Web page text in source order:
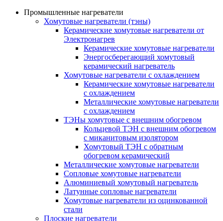
Промышленные нагреватели
Хомутовые нагреватели (тэны)
Керамические хомутовые нагреватели от
Электронагрев
Керамические хомутовые нагреватели
Энергосберегающий хомутовый
керамический нагреватель
Хомутовые нагреватели с охлаждением
Керамические хомутовые нагреватели
с охлаждением
Металлические хомутовые нагреватели
с охлаждением
ТЭНы хомутовые с внешним обогревом
Кольцевой ТЭН с внешним обогревом
с миканитовым изолятором
Хомутовый ТЭН с обратным
обогревом керамический
Металлические хомутовые нагреватели
Сопловые хомутовые нагреватели
Алюминиевый хомутовый нагреватель
Латунные сопловые нагреватели
Хомутовые нагреватели из оцинкованной
стали
Плоские нагреватели